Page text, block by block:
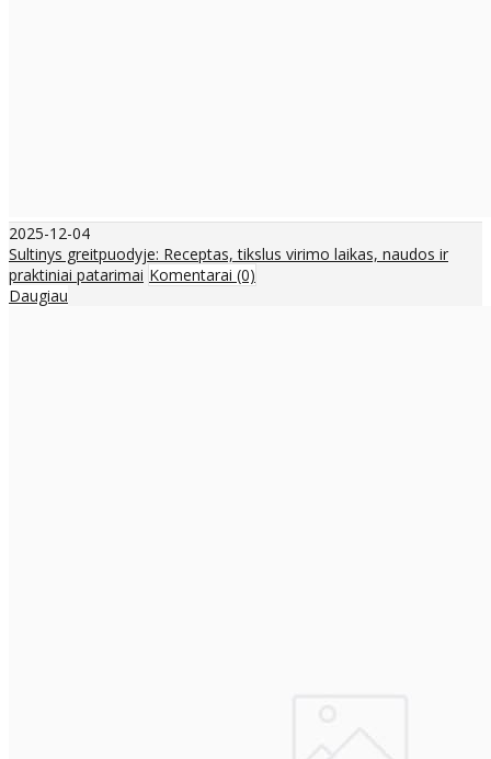
2025-12-04
Sultinys greitpuodyje: Receptas, tikslus virimo laikas, naudos ir
praktiniai patarimai Komentarai (0)
Daugiau